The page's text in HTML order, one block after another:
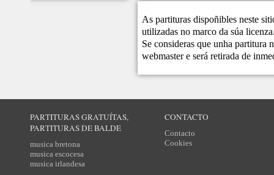
As partituras dispoñibles neste
utilizadas no marco da súa
Se consideras que unha partitura
webmastere será retirada de
PARTITURAS GRATUÍTAS,
PARTITURAS DE BALDE
musica bretona
musica escocesa
musica irlandesa
CONTACTO
Contacto
Cookies